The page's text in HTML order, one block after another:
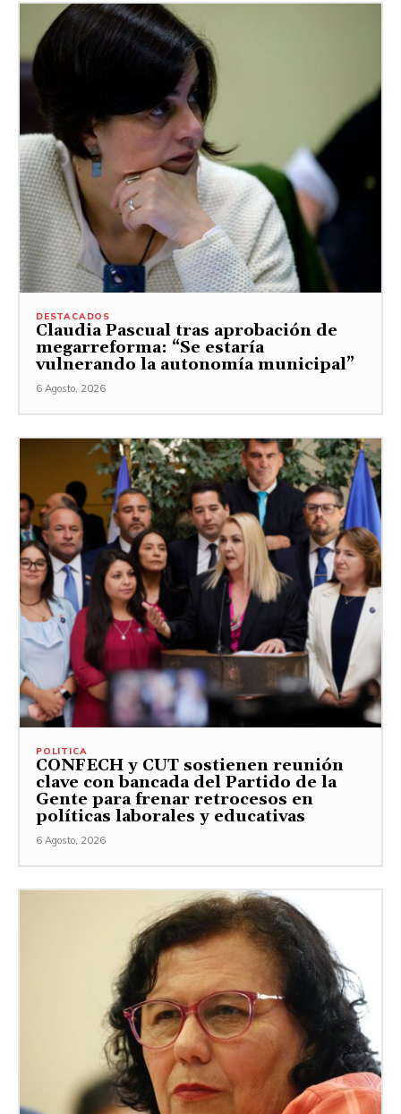
DESTACADOS
Claudia Pascual tras aprobación de
megarreforma: “Se estaría
vulnerando la autonomía municipal”
6 Agosto, 2026
POLITICA
CONFECH y CUT sostienen reunión
clave con bancada del Partido de la
Gente para frenar retrocesos en
políticas laborales y educativas
6 Agosto, 2026